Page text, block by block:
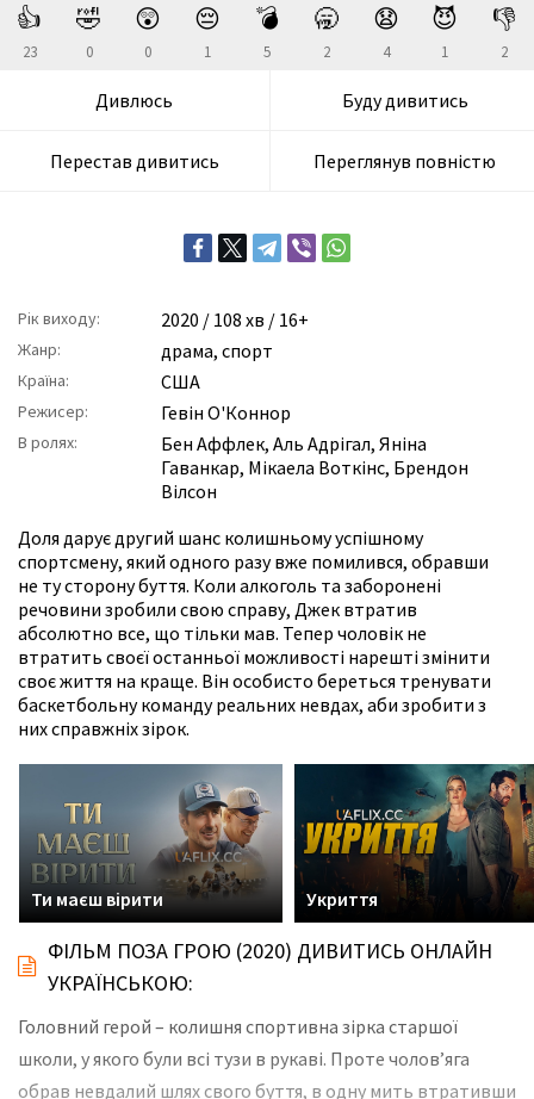
👍
23
🤣
0
😲
0
😔
1
💣
5
🥱
2
😧
4
😈
1
👎
2
Дивлюсь Буду дивитись
Перестав дивитись Переглянув повністю
Рік виходу: 2020 / 108 хв / 16+
Жанр: драма, спорт
Країна: США
Режисер: Гевін О'Коннор
В ролях: Бен Аффлек, Аль Адрігал, Яніна
Гаванкар, Мікаела Воткінс, Брендон
Вілсон
Доля дарує другий шанс колишньому успішному
спортсмену, який одного разу вже помилився, обравши
не ту сторону буття. Коли алкоголь та заборонені
речовини зробили свою справу, Джек втратив
абсолютно все, що тільки мав. Тепер чоловік не
втратить своєї останньої можливості нарешті змінити
своє життя на краще. Він особисто береться тренувати
баскетбольну команду реальних невдах, аби зробити з
них справжніх зірок.
Ти маєш вірити Укриття
ФІЛЬМ ПОЗА ГРОЮ (2020) ДИВИТИСЬ ОНЛАЙН
УКРАЇНСЬКОЮ:
Головний герой – колишня спортивна зірка старшої
школи, у якого були всі тузи в рукаві. Проте чолов’яга
обрав невдалий шлях свого буття, в одну мить втративши